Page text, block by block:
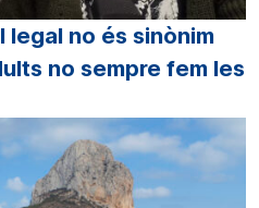
legal no és sinònim
no sempre fem les